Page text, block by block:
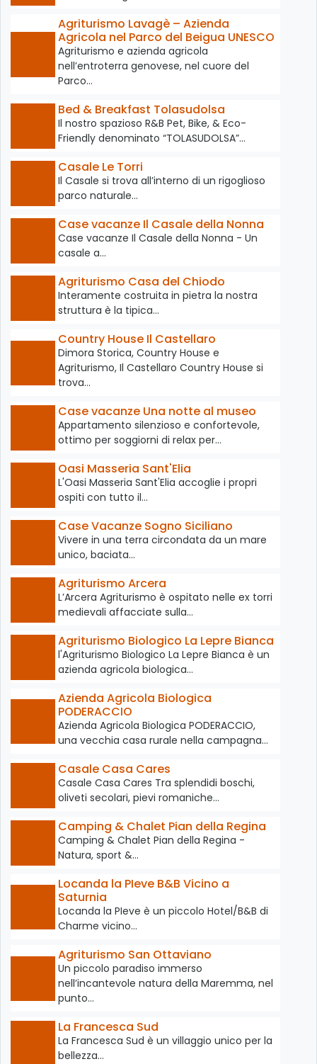
Agriturismo Lavagè – Azienda
Agricola nel Parco del Beigua UNESCO
Agriturismo e azienda agricola
nell’entroterra genovese, nel cuore del
Parco…
Bed & Breakfast Tolasudolsa
Il nostro spazioso R&B Pet, Bike, & Eco-
Friendly denominato “TOLASUDOLSA”…
Casale Le Torri
Il Casale si trova all’interno di un rigoglioso
parco naturale…
Case vacanze Il Casale della Nonna
Case vacanze Il Casale della Nonna - Un
casale a…
Agriturismo Casa del Chiodo
Interamente costruita in pietra la nostra
struttura è la tipica…
Country House Il Castellaro
Dimora Storica, Country House e
Agriturismo, Il Castellaro Country House si
trova…
Case vacanze Una notte al museo
Appartamento silenzioso e confortevole,
ottimo per soggiorni di relax per…
Oasi Masseria Sant'Elia
L'Oasi Masseria Sant'Elia accoglie i propri
ospiti con tutto il…
Case Vacanze Sogno Siciliano
Vivere in una terra circondata da un mare
unico, baciata…
Agriturismo Arcera
L’Arcera Agriturismo è ospitato nelle ex torri
medievali affacciate sulla…
Agriturismo Biologico La Lepre Bianca
l'Agriturismo Biologico La Lepre Bianca è un
azienda agricola biologica…
Azienda Agricola Biologica
PODERACCIO
Azienda Agricola Biologica PODERACCIO,
una vecchia casa rurale nella campagna…
Casale Casa Cares
Casale Casa Cares Tra splendidi boschi,
oliveti secolari, pievi romaniche…
Camping & Chalet Pian della Regina
Camping & Chalet Pian della Regina -
Natura, sport &…
Locanda la PIeve B&B Vicino a
Saturnia
Locanda la PIeve è un piccolo Hotel/B&B di
Charme vicino…
Agriturismo San Ottaviano
Un piccolo paradiso immerso
nell’incantevole natura della Maremma, nel
punto…
La Francesca Sud
La Francesca Sud è un villaggio unico per la
bellezza…